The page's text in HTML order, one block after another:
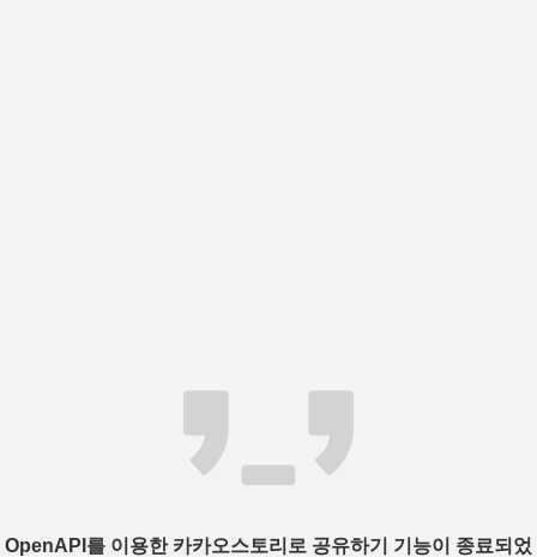
OpenAPI를 이용한 카카오스토리로 공유하기 기능이 종료되었